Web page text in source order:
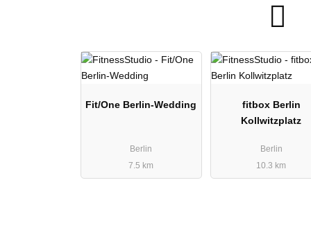
Fit/One Berlin-Wedding
Berlin
7.5 km
fitbox Berlin
Kollwitzplatz
Berlin
10.3 km